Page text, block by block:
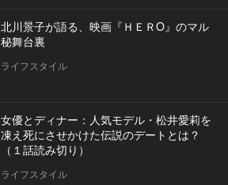
北川景子が語る、映画『ＨＥＲO』のマル
秘舞台裏
ライフスタイル
女優とディナー：人気モデル・松井愛莉を
凍え死にさせかけた伝説のデートとは？
（１話読み切り）
ライフスタイル